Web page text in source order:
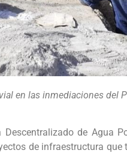
en las inmediaciones del
Descentralizado de Agua
de infraestructura